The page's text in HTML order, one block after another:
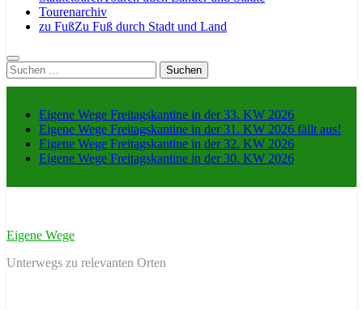
Tourenarchiv
zu FußZu Fuß durch Stadt und Land
Suche
nach:
Eigene Wege Freitagskantine in der 33. KW 2026
Eigene Wege Freitagskantine in der 31. KW 2026 fällt aus!
Eigene Wege Freitagskantine in der 32. KW 2026
Eigene Wege Freitagskantine in der 30. KW 2026
Eigene Wege
Unterwegs zu relevanten Orten